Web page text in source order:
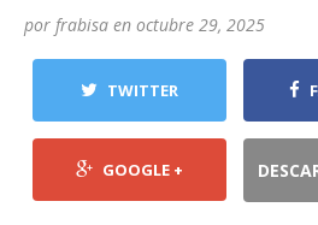
por frabisa en octubre 29, 2025
TWITTER
GOOGLE +